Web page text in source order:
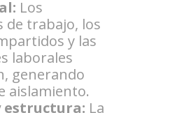
Los
de trabajo, los
y las
laborales
generando
aislamiento.
estructura: La